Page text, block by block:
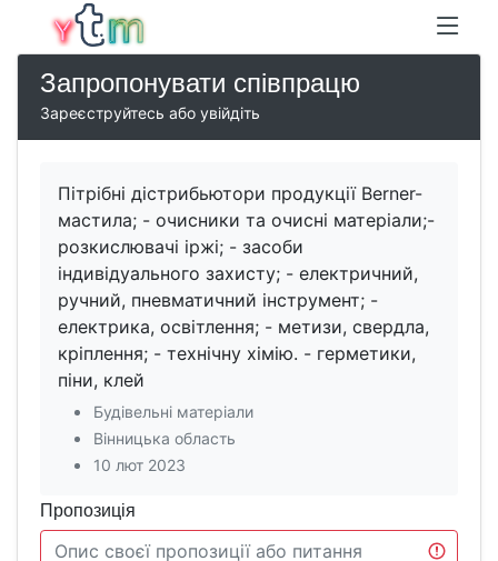
Запропонувати співпрацю
Зареєструйтесь або увійдіть
Пітрібні дістрибьютори продукції Berner-
мастила; - очисники та очисні матеріали;-
розкислювачі іржі; - засоби
індивідуального захисту; - електричний,
ручний, пневматичний інструмент; -
електрика, освітлення; - метизи, свердла,
кріплення; - технічну хімію. - герметики,
піни, клей
Будівельні матеріали
Вінницька область
10 лют 2023
Пропозиція